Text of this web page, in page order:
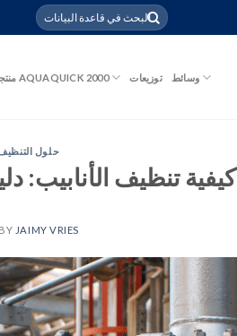
منتجات AQUAQUICK 2000 توزيعات وسائط
حلول
كيفية تنظيف الأنابيب:
BY JAIMY VRIES